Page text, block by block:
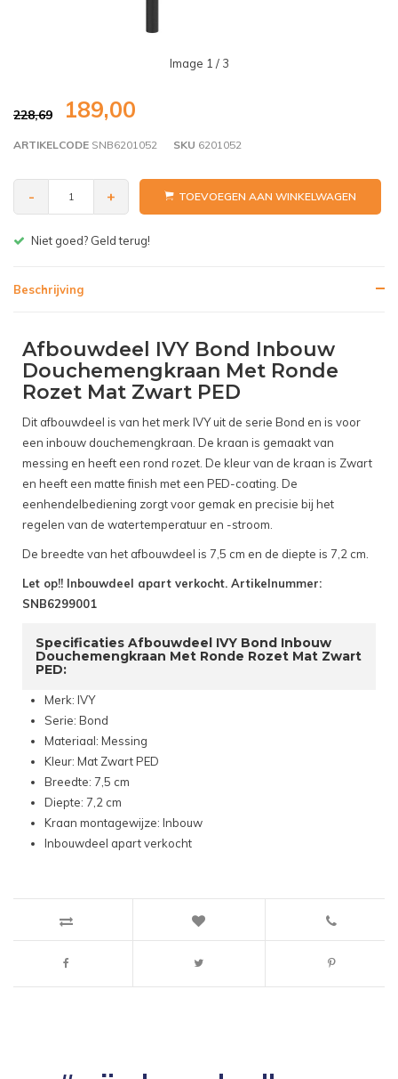
Image 1 / 3
228,69 189,00
ARTIKELCODE SNB6201052 SKU 6201052
- + TOEVOEGEN AAN WINKELWAGEN
Gratis bezorgen v.a. € 150,- (NL)
Beschrijving
Afbouwdeel IVY Bond Inbouw
Douchemengkraan Met Ronde
Rozet Mat Zwart PED
Dit afbouwdeel is van het merk IVY uit de serie Bond en is voor
een inbouw douchemengkraan. De kraan is gemaakt van
messing en heeft een rond rozet. De kleur van de kraan is Zwart
en heeft een matte finish met een PED-coating. De
eenhendelbediening zorgt voor gemak en precisie bij het
regelen van de watertemperatuur en -stroom.
De breedte van het afbouwdeel is 7,5 cm en de diepte is 7,2 cm.
Let op!! Inbouwdeel apart verkocht. Artikelnummer:
SNB6299001
Specificaties Afbouwdeel IVY Bond Inbouw
Douchemengkraan Met Ronde Rozet Mat Zwart
PED:
Merk: IVY
Serie: Bond
Materiaal: Messing
Kleur: Mat Zwart PED
Breedte: 7,5 cm
Diepte: 7,2 cm
Kraan montagewijze: Inbouw
Inbouwdeel apart verkocht